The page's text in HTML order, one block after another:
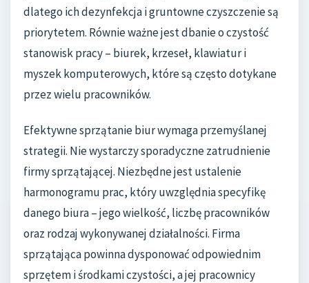
dlatego ich dezynfekcja i gruntowne czyszczenie są
priorytetem. Równie ważne jest dbanie o czystość
stanowisk pracy – biurek, krzeseł, klawiatur i
myszek komputerowych, które są często dotykane
przez wielu pracowników.
Efektywne sprzątanie biur wymaga przemyślanej
strategii. Nie wystarczy sporadyczne zatrudnienie
firmy sprzątającej. Niezbędne jest ustalenie
harmonogramu prac, który uwzględnia specyfikę
danego biura – jego wielkość, liczbę pracowników
oraz rodzaj wykonywanej działalności. Firma
sprzątająca powinna dysponować odpowiednim
sprzętem i środkami czystości, a jej pracownicy